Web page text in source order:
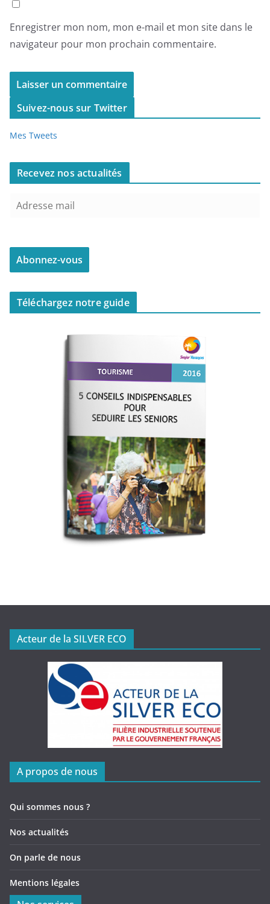
Enregistrer mon nom, mon e-mail et mon site dans le
navigateur pour mon prochain commentaire.
Suivez-nous sur Twitter
Mes Tweets
Recevez nos actualités
Téléchargez notre guide
Acteur de la SILVER ECO
A propos de nous
Qui sommes nous ?
Nos actualités
On parle de nous
Mentions légales